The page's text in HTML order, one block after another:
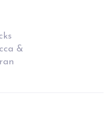
&